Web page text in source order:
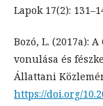
Lapok 17(2):
Bozó, L. (2017a):
vonulása és
Állattani
https://doi.org/